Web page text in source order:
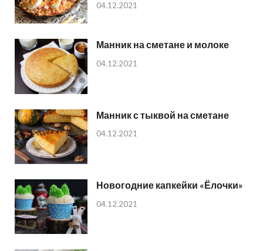
04.12.2021
Манник на сметане и молоке
04.12.2021
Манник с тыквой на сметане
04.12.2021
Новогодние капкейки «Ёлочки»
04.12.2021